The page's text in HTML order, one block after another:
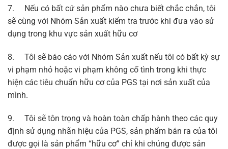
7. Nếu có bất cứ sản phẩm nào chưa biết chắc chắn, tôi
sẽ cùng với Nhóm Sản xuất kiểm tra trước khi đưa vào sử
dụng trong khu vực sản xuất hữu cơ
8. Tôi sẽ báo cáo với Nhóm Sản xuất nếu tôi có bất kỳ sự
vi phạm nhỏ hoặc vi phạm không cố tình trong khi thực
hiện các tiêu chuẩn hữu cơ của PGS tại nơi sản xuất của
mình.
9. Tôi sẽ tôn trọng và hoàn toàn chấp hành theo các quy
định sử dụng nhãn hiệu của PGS, sản phẩm bán ra của tôi
được gọi là sản phẩm “hữu cơ” chỉ khi chúng được sản